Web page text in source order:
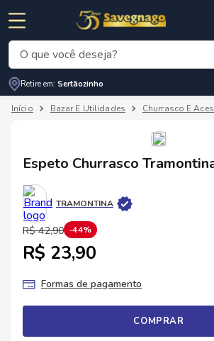
CUPOM DE DESCONTO
O que você deseja?
Retire em: Sertãozinho
Bazar E Utilidades Churrasco E
Espeto Churrasco
TRAMONTINA
R$ 42,90 44%
R$ 23,90
Formas de pagamento
COMPRAR
Termos mais buscados
3º
cerveja
4º
carne
5º arroz